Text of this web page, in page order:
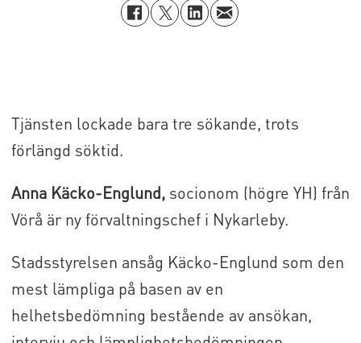
Tjänsten lockade bara tre sökande, trots
förlängd söktid.
Anna Käcko-Englund,socionom (högre YH) från
Vörå är ny förvaltningschef i Nykarleby.
Stadsstyrelsen ansåg Käcko-Englund som den
mest lämpliga på basen av en
helhetsbedömning bestående av ansökan,